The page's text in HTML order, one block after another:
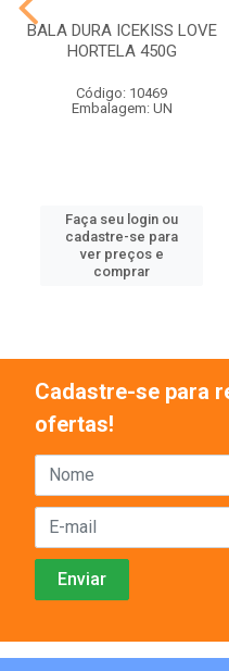
BALA DURA ICEKISS LOVE
HORTELA 450G
Código: 10469
Embalagem: UN
Faça seu login ou
cadastre-se para
ver preços e
comprar
Cadastre-se para
ofertas!